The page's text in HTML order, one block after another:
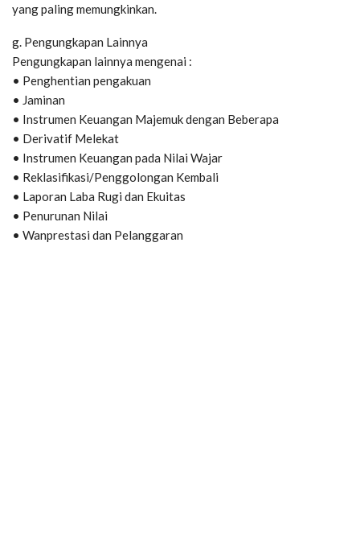
yang paling memungkinkan.
g. Pengungkapan Lainnya
Pengungkapan lainnya mengenai :
• Penghentian pengakuan
• Jaminan
• Instrumen Keuangan Majemuk dengan Beberapa
• Derivatif Melekat
• Instrumen Keuangan pada Nilai Wajar
• Reklasifikasi/Penggolongan Kembali
• Laporan Laba Rugi dan Ekuitas
• Penurunan Nilai
• Wanprestasi dan Pelanggaran